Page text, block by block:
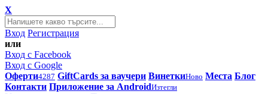
X
Вход Регистрация
или
Вход с Facebook
Вход с Google
Оферти4287 GiftCards за ваучери ВинеткиНово Места Блог
Контакти Приложение за AndroidИзтегли